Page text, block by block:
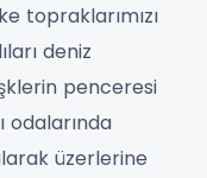
topraklarımızı
deniz
penceresi
odalarında
üzerlerine